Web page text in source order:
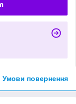
Умови повернення